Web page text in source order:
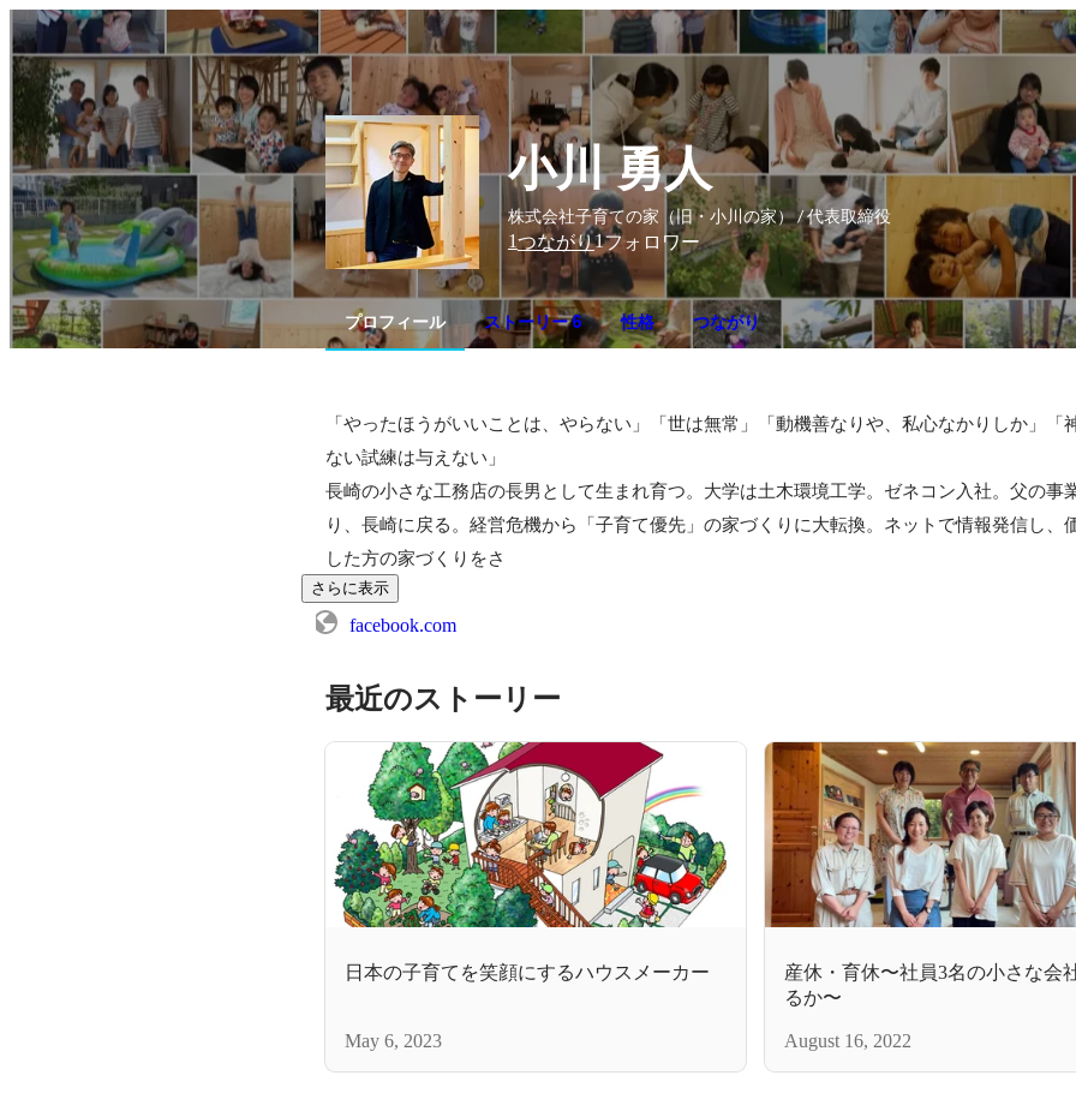
小川 勇人
株式会社子育ての家（旧・小川の家） / 代表取締役
1つながり1フォロワー
プロフィール ストーリー 6 性格 つながり
「やったほうがいいことは、やらない」「世は無常」「動機善なりや、私心なかりしか」「
ない試練は与えない」
長崎の小さな工務店の長男として生まれ育つ。大学は土木環境工学。ゼネコン入社。父の事
り、長崎に戻る。経営危機から「子育て優先」の家づくりに大転換。ネットで情報発信し、
した方の家づくりをさ
さらに表示
facebook.com
最近のストーリー
日本の子育てを笑顔にするハウスメーカー
May 6, 2023
産休・育休〜社員3名の小さな会
るか〜
August 16, 2022